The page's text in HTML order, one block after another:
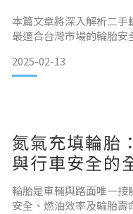
本篇文章將深入解析二
最適合台灣市場的輪胎
降低支出，但這些輪胎可
題甚至事故。❌ 1.1 不明
✔ 曾經受損或修
2025-02-13
氮氣充填輪胎
與行車安全的
輪胎是車輛與路面唯一
安全、燃油效率及輪胎壽